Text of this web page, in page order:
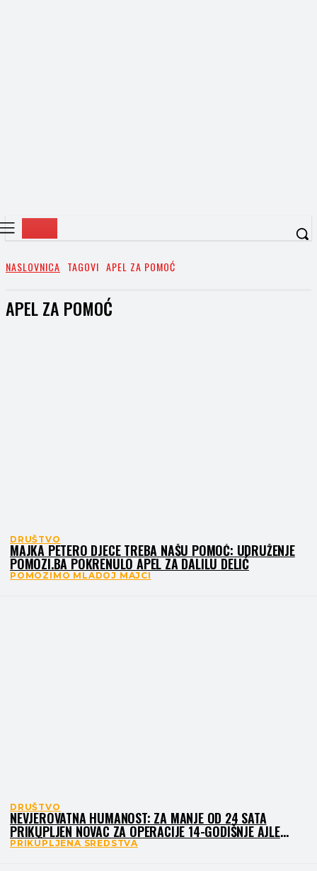
NASLOVNICA TAGOVI APEL ZA POMOĆ
APEL ZA POMOĆ
DRUŠTVO
MAJKA PETERO DJECE TREBA NAŠU POMOĆ: UDRUŽENJE
POMOZI.BA POKRENULO APEL ZA DALILU DELIĆ
POMOZIMO MLADOJ MAJCI
DRUŠTVO
NEVJEROVATNA HUMANOST: ZA MANJE OD 24 SATA
PRIKUPLJEN NOVAC ZA OPERACIJE 14-GODIŠNJE AJLE
KALOŠEVAC
PRIKUPLJENA SREDSTVA